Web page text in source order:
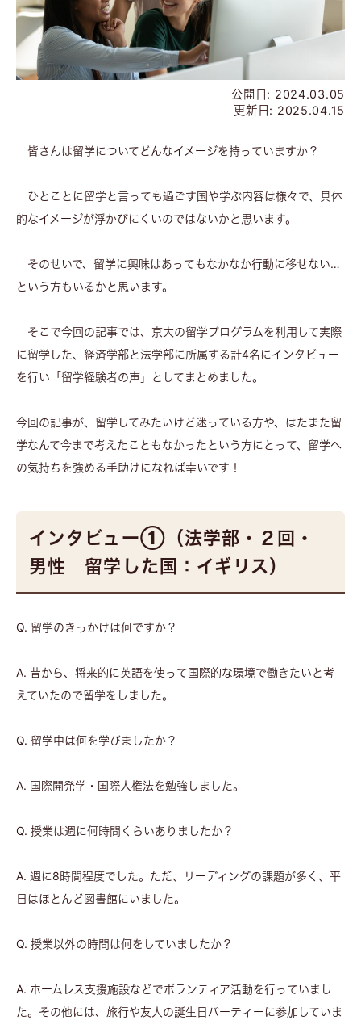
公開日: 2024.03.05
更新日: 2025.04.15
皆さんは留学についてどんなイメージを持っていますか？
ひとことに留学と言っても過ごす国や学ぶ内容は様々で、具体
的なイメージが浮かびにくいのではないかと思います。
そのせいで、留学に興味はあってもなかなか行動に移せない…
という方もいるかと思います。
そこで今回の記事では、京大の留学プログラムを利用して実際
に留学した、経済学部と法学部に所属する計4名にインタビュー
を行い「留学経験者の声」としてまとめました。
今回の記事が、留学してみたいけど迷っている方や、はたまた留
学なんて今まで考えたこともなかったという方にとって、留学へ
の気持ちを強める手助けになれば幸いです！
インタビュー①（法学部・２回・
男性 留学した国：イギリス）
Q. 留学のきっかけは何ですか？
A. 昔から、将来的に英語を使って国際的な環境で働きたいと考
えていたので留学をしました。
Q. 留学中は何を学びましたか？
A. 国際開発学・国際人権法を勉強しました。
Q. 授業は週に何時間くらいありましたか？
A. 週に8時間程度でした。ただ、リーディングの課題が多く、平
日はほとんど図書館にいました。
Q. 授業以外の時間は何をしていましたか？
A. ホームレス支援施設などでボランティア活動を行っていまし
た。その他には、旅行や友人の誕生日パーティーに参加していま